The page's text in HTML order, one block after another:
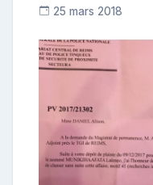
25 mars 2018
t